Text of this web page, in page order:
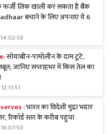
लिंक खाली कर सकता है बैंक
बचाने के लिए अपनाएं ये 6
सोयाबीन-पामोलीन के दाम टूटे,
जानिए सप्ताहभर में किस तेल का
:भारत का विदेशी मुद्रा भंडार
रिकॉर्ड स्तर के करीब पहुंचा